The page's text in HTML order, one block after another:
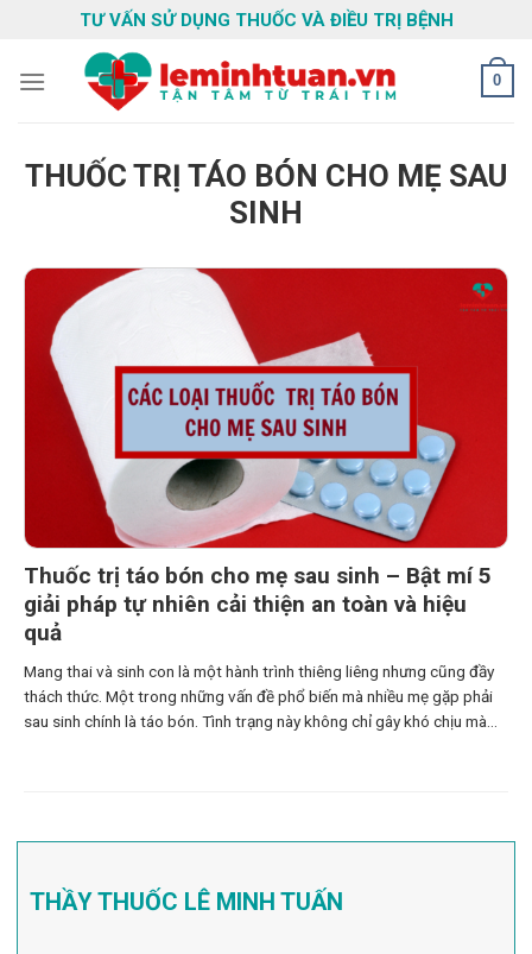
content
TƯ VẤN SỬ DỤNG THUỐC VÀ ĐIỀU TRỊ BỆNH
0
THUỐC TRỊ TÁO BÓN CHO MẸ SAU
SINH
Thuốc trị táo bón cho mẹ sau sinh – Bật mí 5
giải pháp tự nhiên cải thiện an toàn và hiệu
quả
Mang thai và sinh con là một hành trình thiêng liêng nhưng cũng đầy
thách thức. Một trong những vấn đề phổ biến mà nhiều mẹ gặp phải
sau sinh chính là táo bón. Tình trạng này không chỉ gây khó chịu mà
THẦY THUỐC LÊ MINH TUẤN